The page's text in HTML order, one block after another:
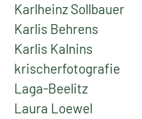
Karlheinz Sollbauer
Karlis Behrens
Karlis Kalnins
krischerfotografie
Laga-Beelitz
Laura Loewel